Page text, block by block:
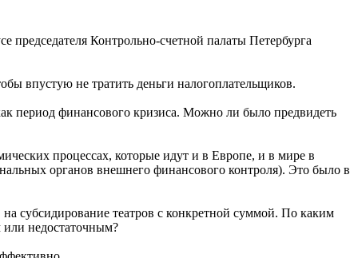
председателя Контрольно-счетной палаты Петербурга
впустую не тратить деньги налогоплательщиков.
период финансового кризиса. Можно ли было предвидеть
процессах, которые идут и в Европе, и в мире в
органов внешнего финансового контроля). Это было в
субсидирование театров с конкретной суммой. По каким
или недостаточным?